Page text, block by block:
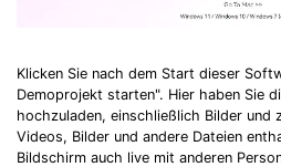
Klicken Sie nach dem Start dieser
Demoprojekt starten". Hier haben Sie
hochzuladen, einschließlich Bilder und
Videos, Bilder und andere Dateien
Bildschirm auch live mit anderen